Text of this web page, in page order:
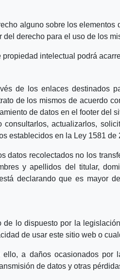
alguno sobre los
derecho para el uso de los
intelectual podrá
de los enlaces destinados
de los mismos de acuerdo
de datos en el footer del
actualizarlos,
establecidos en la Ley 1581
datos recolectados no los
y apellidos del titular,
declarando que es mayor
lo dispuesto por la
de usar este sitio web o
a daños ocasionados por
de datos y otras